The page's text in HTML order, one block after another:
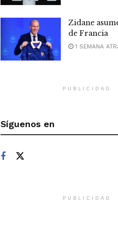
Zidane
de Francia
1 SEMANA
PUBLICIDAD
Síguenos en
PUBLICIDAD